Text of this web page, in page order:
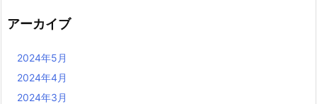
アーカイブ
2024年5月
2024年4月
2024年3月